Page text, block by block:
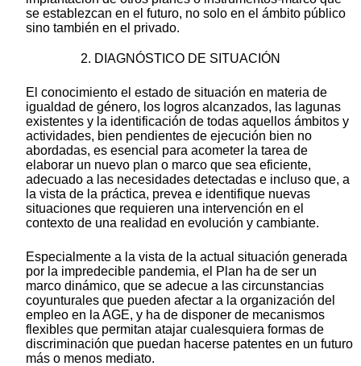
se establezcan en el futuro, no solo en el ámbito público
sino también en el privado.
2. DIAGNÓSTICO DE SITUACIÓN
El conocimiento el estado de situación en materia de
igualdad de género, los logros alcanzados, las lagunas
existentes y la identificación de todas aquellos ámbitos y
actividades, bien pendientes de ejecución bien no
abordadas, es esencial para acometer la tarea de
elaborar un nuevo plan o marco que sea eficiente,
adecuado a las necesidades detectadas e incluso que, a
la vista de la práctica, prevea e identifique nuevas
situaciones que requieren una intervención en el
contexto de una realidad en evolución y cambiante.
Especialmente a la vista de la actual situación generada
por la impredecible pandemia, el Plan ha de ser un
marco dinámico, que se adecue a las circunstancias
coyunturales que pueden afectar a la organización del
empleo en la AGE, y ha de disponer de mecanismos
flexibles que permitan atajar cualesquiera formas de
discriminación que puedan hacerse patentes en un futuro
más o menos mediato.